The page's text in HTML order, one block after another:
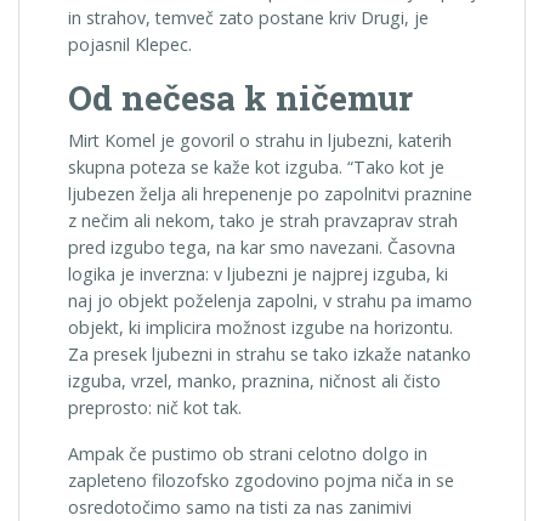
in strahov, temveč zato postane kriv Drugi, je
pojasnil Klepec.
Od nečesa k ničemur
Mirt Komel je govoril o strahu in ljubezni, katerih
skupna poteza se kaže kot izguba. “Tako kot je
ljubezen želja ali hrepenenje po zapolnitvi praznine
z nečim ali nekom, tako je strah pravzaprav strah
pred izgubo tega, na kar smo navezani. Časovna
logika je inverzna: v ljubezni je najprej izguba, ki
naj jo objekt poželenja zapolni, v strahu pa imamo
objekt, ki implicira možnost izgube na horizontu.
Za presek ljubezni in strahu se tako izkaže natanko
izguba, vrzel, manko, praznina, ničnost ali čisto
preprosto: nič kot tak.
Ampak če pustimo ob strani celotno dolgo in
zapleteno filozofsko zgodovino pojma niča in se
osredotočimo samo na tisti za nas zanimivi